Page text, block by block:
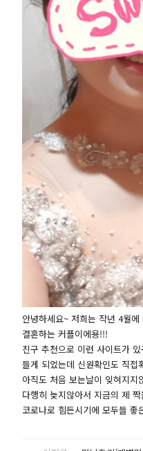
안녕하세요~ 저희는 작년 4월
결혼하는 커플이에용!!!
친구 추천으로 이런 사이트가
들게 되었는데 신원확인도 직접
아직도 처음 보는날이 잊혀지
다행히 늦지않아서 지금의 제
코로나로 힘든시기에 모두들